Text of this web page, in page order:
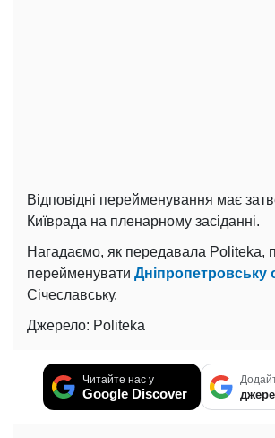
Відповідні перейменування має
Київрада на пленарному засіданні.
Нагадаємо, як передавала Politeka,
перейменувати Дніпропетровську
Січеславську.
Джерело: Politeka
Читайте нас у
Google Discover